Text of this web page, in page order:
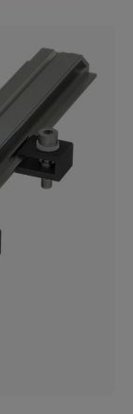
und
gegen
Der
V DC und der
den Einsatz in
verfügbar,
≤ 5 µm:
ohne
oder
°C: